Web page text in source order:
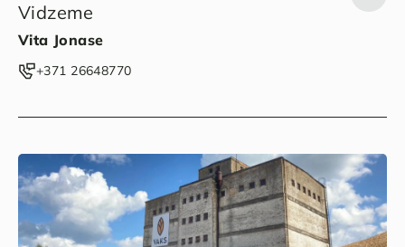
Vidzeme
Vita Jonase
‭+371 26648770‬